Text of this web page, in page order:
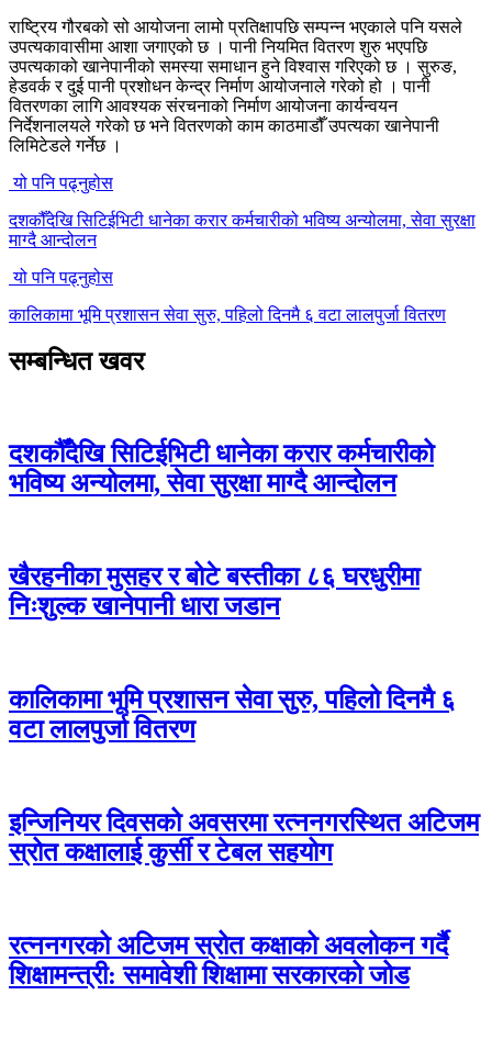
राष्ट्रिय गौरबको सो आयोजना लामो प्रतिक्षापछि सम्पन्न भएकाले पनि यसले
उपत्यकावासीमा आशा जगाएको छ । पानी नियमित वितरण शुरु भएपछि
उपत्यकाको खानेपानीको समस्या समाधान हुने विश्वास गरिएको छ । सुरुङ,
हेडवर्क र दुई पानी प्रशोधन केन्द्र निर्माण आयोजनाले गरेको हो । पानी
वितरणका लागि आवश्यक संरचनाको निर्माण आयोजना कार्यन्वयन
निर्देशनालयले गरेको छ भने वितरणको काम काठमाडौँ उपत्यका खानेपानी
लिमिटेडले गर्नेछ ।
यो पनि पढ्नुहोस
दशकौँदेखि सिटिईभिटी धानेका करार कर्मचारीको भविष्य अन्योलमा, सेवा सुरक्षा
माग्दै आन्दोलन
यो पनि पढ्नुहोस
कालिकामा भूमि प्रशासन सेवा सुरु, पहिलो दिनमै ६ वटा लालपुर्जा वितरण
सम्बन्धित खवर
दशकौँदेखि सिटिईभिटी धानेका करार कर्मचारीको
भविष्य अन्योलमा, सेवा सुरक्षा माग्दै आन्दोलन
खैरहनीका मुसहर र बोटे बस्तीका ८६ घरधुरीमा
निःशुल्क खानेपानी धारा जडान
कालिकामा भूमि प्रशासन सेवा सुरु, पहिलो दिनमै ६
वटा लालपुर्जा वितरण
इन्जिनियर दिवसको अवसरमा रत्ननगरस्थित अटिजम
स्रोत कक्षालाई कुर्सी र टेबल सहयोग
रत्ननगरको अटिजम स्रोत कक्षाको अवलोकन गर्दै
शिक्षामन्त्री: समावेशी शिक्षामा सरकारको जोड